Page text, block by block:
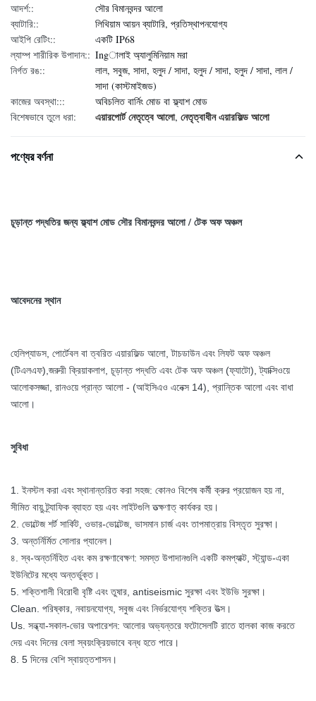
আদর্শ::
সৌর বিমানবন্দর আলো
ব্যাটারি::
লিথিয়াম আয়ন ব্যাটারি, প্রতিস্থাপনযোগ্য
আইপি রেটিং::
একটি IP68
ল্যাম্প শারীরিক উপাদান:: Ingালাই অ্যালুমিনিয়াম মরা
নির্গত রঙ::
লাল, সবুজ, সাদা, হলুদ / সাদা, হলুদ / সাদা, হলুদ / সাদা, লাল /
সাদা (কাস্টমাইজড)
কাজের অবস্থা:::
অবিচলিত বার্নিং মোড বা ফ্ল্যাশ মোড
বিশেষভাবে তুলে ধরা:
এয়ারপোর্ট নেতৃত্বে আলো, নেতৃত্বাধীন এয়ারফিল্ড আলো
পণ্যের বর্ণনা
চূড়ান্ত পদ্ধতির জন্য ফ্ল্যাশ মোড সৌর বিমানবন্দর আলো / টেক অফ অঞ্চল
আবেদনের স্থান
হেলিপ্যাডস, পোর্টেবল বা ত্বরিত এয়ারফিল্ড আলো, টাচডাউন এবং লিফট অফ অঞ্চল
(টিএলএফ), জরুরী ক্রিয়াকলাপ, চূড়ান্ত পদ্ধতি এবং টেক অফ অঞ্চল (ফ্যাটো), ট্যাক্সিওয়ে
আলোকসজ্জা, রানওয়ে প্রান্ত আলো - (আইসিএও এনেক্স 14), প্রান্তিক আলো এবং বাধা
আলো।
সুবিধা
1. ইনস্টল করা এবং স্থানান্তরিত করা সহজ: কোনও বিশেষ কর্মী ক্রুর প্রয়োজন হয় না,
সীমিত বায়ু ট্র্যাফিক ব্যাহত হয় এবং লাইটগুলি তত্ক্ষণাত্ কার্যকর হয়।
2. ভোল্টেজ শর্ট সার্কিট, ওভার-ভোল্টেজ, ভাসমান চার্জ এবং তাপমাত্রায় বিস্তৃত সুরক্ষা।
3. অন্তর্নির্মিত সোলার প্যানেল।
৪. স্ব-অন্তর্নিহিত এবং কম রক্ষণাবেক্ষণ: সমস্ত উপাদানগুলি একটি কমপ্যাক্ট, স্ট্যান্ড-একা
ইউনিটের মধ্যে অন্তর্ভুক্ত।
5. শক্তিশালী বিরোধী বৃষ্টি এবং তুষার, antiseismic সুরক্ষা এবং ইউভি সুরক্ষা।
Clean. পরিষ্কার, নবায়নযোগ্য, সবুজ এবং নির্ভরযোগ্য শক্তির উত্স।
Us. সন্ধ্যা-সকাল-ভোর অপারেশন: আলোর অভ্যন্তরে ফটোসেলটি রাতে হালকা কাজ করতে
দেয় এবং দিনের বেলা স্বয়ংক্রিয়ভাবে বন্ধ হতে পারে।
8. 5 দিনের বেশি স্বায়ত্তশাসন।